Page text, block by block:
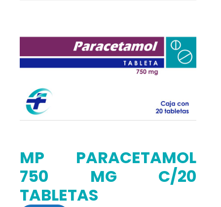
MP PARACETAMOL
750 MG C/20
TABLETAS